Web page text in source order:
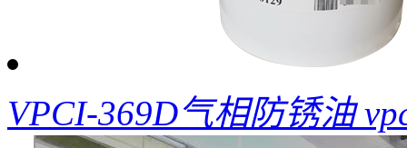
VPCI-369D气相防锈油